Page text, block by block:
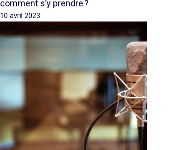
comment s’y prendre ?
10 avril 2023